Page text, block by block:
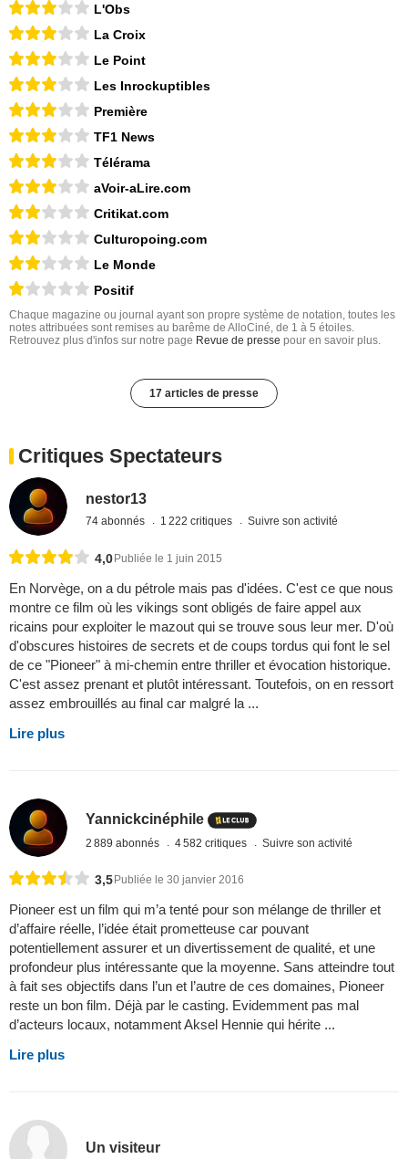
L'Obs
La Croix
Le Point
Les Inrockuptibles
Première
TF1 News
Télérama
aVoir-aLire.com
Critikat.com
Culturopoing.com
Le Monde
Positif
Chaque magazine ou journal ayant son propre système de notation, toutes les
notes attribuées sont remises au barême de AlloCiné, de 1 à 5 étoiles.
Retrouvez plus d'infos sur notre page Revue de presse pour en savoir plus.
17 articles de presse
Critiques Spectateurs
nestor13
74 abonnés 1 222 critiques Suivre son activité
4,0 Publiée le 1 juin 2015
En Norvège, on a du pétrole mais pas d'idées. C'est ce que nous
montre ce film où les vikings sont obligés de faire appel aux
ricains pour exploiter le mazout qui se trouve sous leur mer. D'où
d'obscures histoires de secrets et de coups tordus qui font le sel
de ce "Pioneer" à mi-chemin entre thriller et évocation historique.
C'est assez prenant et plutôt intéressant. Toutefois, on en ressort
assez embrouillés au final car malgré la ...
Lire plus
Yannickcinéphile
2 889 abonnés 4 582 critiques Suivre son activité
3,5 Publiée le 30 janvier 2016
Pioneer est un film qui m’a tenté pour son mélange de thriller et
d’affaire réelle, l’idée était prometteuse car pouvant
potentiellement assurer et un divertissement de qualité, et une
profondeur plus intéressante que la moyenne. Sans atteindre tout
à fait ses objectifs dans l’un et l’autre de ces domaines, Pioneer
reste un bon film. Déjà par le casting. Evidemment pas mal
d’acteurs locaux, notamment Aksel Hennie qui hérite ...
Lire plus
Un visiteur